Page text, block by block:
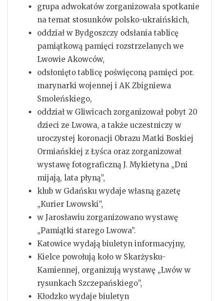
grupa adwokatów zorganizowała spotkanie
na temat stosunków polsko-ukraińskich,
oddział w Bydgoszczy odsłania tablicę
pamiątkową pamięci rozstrzelanych we
Lwowie Akowców,
odsłonięto tablicę poświęconą pamięci por.
marynarki wojennej i AK Zbigniewa
Smoleńskiego,
oddział w Gliwicach zorganizował pobyt 20
dzieci ze Lwowa, a także uczestniczy w
uroczystej koronacji Obrazu Matki Boskiej
Ormiańskiej z Łyśca oraz zorganizował
wystawę fotograficzną J. Mykietyna „Dni
mijają, lata płyną”,
klub w Gdańsku wydaje własną gazetę
„Kurier Lwowski”,
w Jarosławiu zorganizowano wystawę
„Pamiątki starego Lwowa”.
Katowice wydają biuletyn informacyjny,
Kielce powołują koło w Skarżysku-
Kamiennej, organizują wystawę „Lwów w
rysunkach Szczepańskiego”,
Kłodzko wydaje biuletyn